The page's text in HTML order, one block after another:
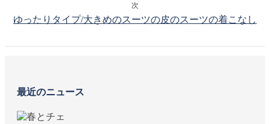
次
ゆったりタイプ/大きめのスーツの皮のスーツの着こなし
最近のニュース